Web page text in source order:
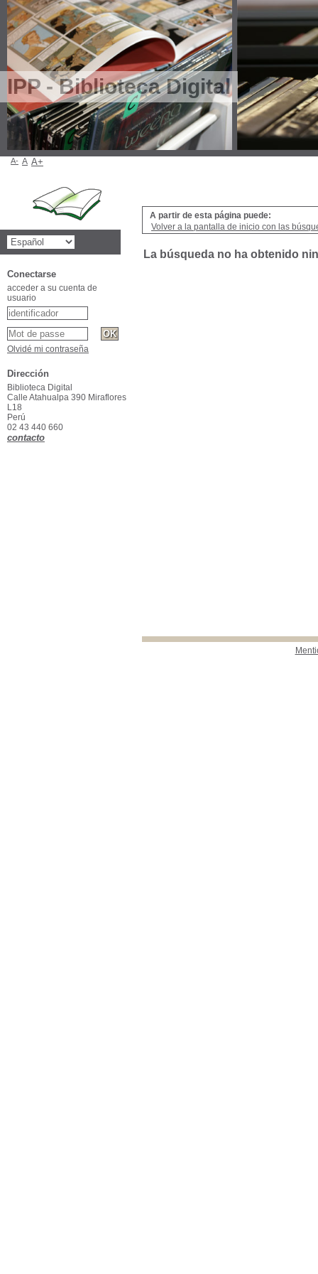
IPP - Biblioteca Digital
A partir de esta página puede:
Volver a la pantalla de inicio con las
La búsqueda no ha obtenido
A- A A+
Conectarse
acceder a su cuenta de
usuario
Olvidé mi contraseña
Dirección
Biblioteca Digital
Calle Atahualpa 390 Miraflores
L18
Perú
02 43 440 660
contacto